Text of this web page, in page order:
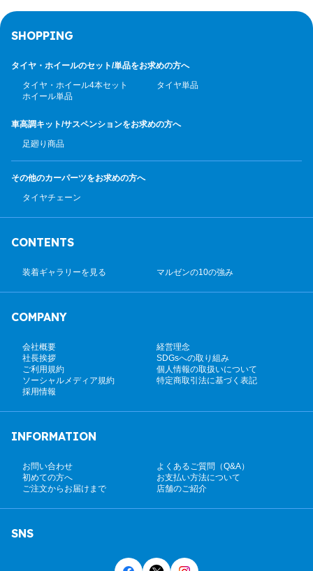
SHOPPING
タイヤ・ホイールのセット/単品をお求めの方へ
タイヤ・ホイール4本セット
タイヤ単品
ホイール単品
車高調キット/サスペンションをお求めの方へ
足廻り商品
その他のカーパーツをお求めの方へ
タイヤチェーン
CONTENTS
装着ギャラリーを見る マルゼンの10の強み
COMPANY
会社概要
経営理念
社長挨拶
SDGsへの取り組み
ご利用規約
個人情報の取扱いについて
ソーシャルメディア規約
特定商取引法に基づく表記
採用情報
INFORMATION
お問い合わせ
よくあるご質問（Q&A）
初めての方へ
お支払い方法について
ご注文からお届けまで
店舗のご紹介
SNS